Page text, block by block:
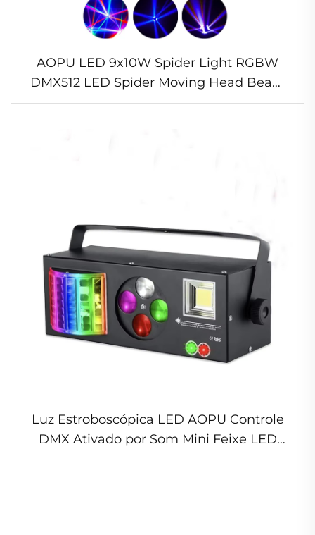
AOPU LED 9x10W Spider Light RGBW
DMX512 LED Spider Moving Head Beam
Light para DJ, Bar de Discoteca, KTV,
Iluminação de Palco
Luz Estroboscópica LED AOPU Controle
DMX Ativado por Som Mini Feixe LED
Pinspot Luz de Efeito para Palco